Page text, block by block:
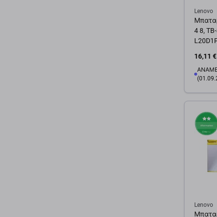
Lenovo
4 8,
16,11 €
Lenovo